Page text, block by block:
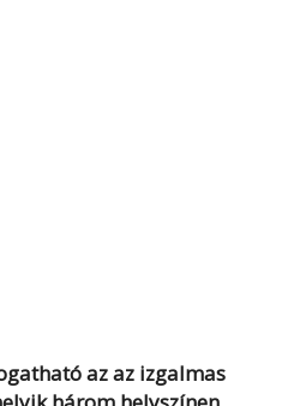
az az izgalmas